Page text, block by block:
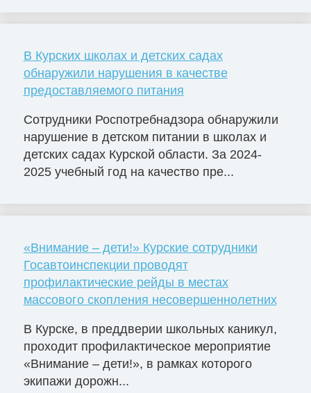
В Курских школах и детских садах
обнаружили нарушения в качестве
предоставляемого питания
Сотрудники Роспотребнадзора обнаружили
нарушение в детском питании в школах и
детских садах Курской области. За 2024-
2025 учебный год на качество пре...
«Внимание – дети!» Курские сотрудники
Госавтоинспекции проводят
профилактические рейды в местах
массового скопления несовершеннолетних
В Курске, в преддверии школьных каникул,
проходит профилактическое мероприятие
«Внимание – дети!», в рамках которого
экипажи дорожн...